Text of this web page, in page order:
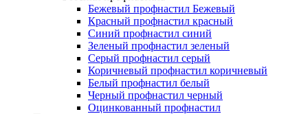
Бежевый профнастил Бежевый
Красный профнастил красный
Синий профнастил синий
Зеленый профнастил зеленый
Серый профнастил серый
Коричневый профнастил коричневый
Белый профнастил белый
Черный профнастил черный
Оцинкованный профнастил